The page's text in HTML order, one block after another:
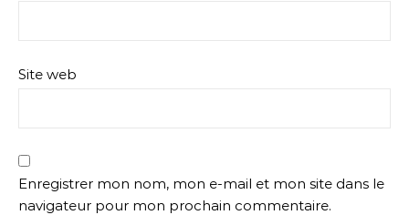
Site web
Enregistrer mon nom, mon e-mail et mon site dans le
navigateur pour mon prochain commentaire.